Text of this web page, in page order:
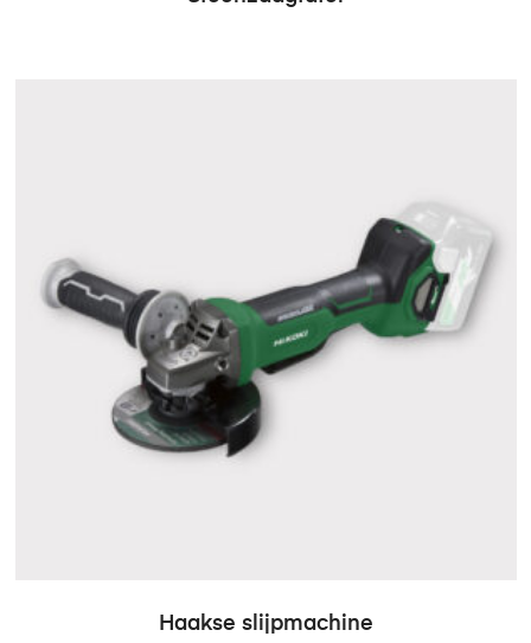
Haakse slijpmachine